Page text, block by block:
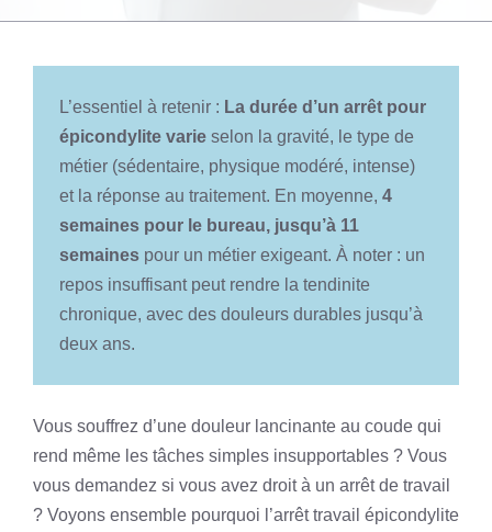
L’essentiel à retenir : La durée d’un arrêt pour
épicondylite varie selon la gravité, le type de
métier (sédentaire, physique modéré, intense)
et la réponse au traitement. En moyenne, 4
semaines pour le bureau, jusqu’à 11
semaines pour un métier exigeant. À noter : un
repos insuffisant peut rendre la tendinite
chronique, avec des douleurs durables jusqu’à
deux ans.
Vous souffrez d’une douleur lancinante au coude qui
rend même les tâches simples insupportables ? Vous
vous demandez si vous avez droit à un arrêt de travail
? Voyons ensemble pourquoi l’arrêt travail épicondylite